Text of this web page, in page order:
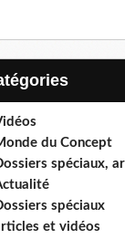
du Concept
spéciaux,
spéciaux
et vidéos